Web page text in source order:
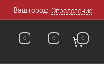
Ваш город: Определение
0 0 0